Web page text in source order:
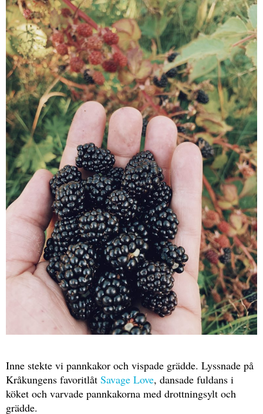
Inne stekte vi pannkakor och vispade grädde. Lyssnade på
Kråkungens favoritlåt Savage Love, dansade fuldans i
köket och varvade pannkakorna med drottningsylt och
grädde.